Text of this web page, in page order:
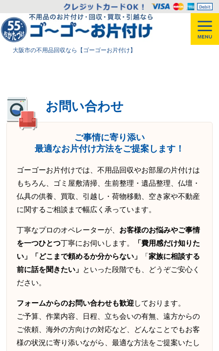
大阪市の不用品回収なら【ゴーゴーお片付け】
お問い合わせ
ご事情に寄り添い
最適なお片付け方法をご提案します！
ゴーゴーお片付けでは、不用品回収やお部屋の片付けは
もちろん、ゴミ屋敷清掃、生前整理・遺品整理、仏壇・
仏具の供養、買取、引越し・荷物移動、空き家や不動産
に関するご相談まで幅広く承っています。
丁寧なプロのオペレーターが、 お客様のお悩みやご事情
を一つひとつ丁寧にお伺いします。
「費用感だけ知りた
い」「どこまで頼めるか分からない」
「家族に相談する
前に話を聞きたい」 といった段階でも、どうぞご安心く
ださい。
フォームからのお問い合わせも歓迎 しております。
ご予算、作業内容、日程、立ち会いの有無、遠方からの
ご依頼、海外の方向けの対応など、どんなことでもお客
様の状況に寄り添いながら、最適な方法をご提案いたし